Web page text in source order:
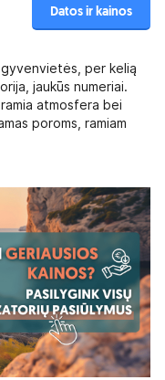
Datos ir kainos
per kelią
jaukūs numeriai.
atmosfera bei
poroms, ramiam